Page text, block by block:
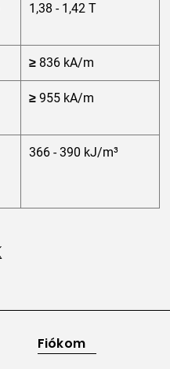
1,38 - 1,42 T
≥ 836 kA/m
≥ 955 kA/m
366 - 390 kJ/m³
Fiókom